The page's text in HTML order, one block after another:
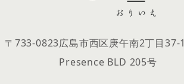
〒733-0823広島市西区庚午南2丁目37‐1
Presence BLD 205号